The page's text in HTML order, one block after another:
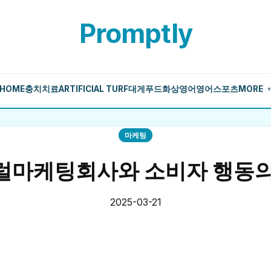
Promptly
충치치료ARTIFICIAL TURF대게 푸드화상영어 영어 스포츠MORE ▼
마케팅
마케팅회사와 소비자 행동
2025-03-21